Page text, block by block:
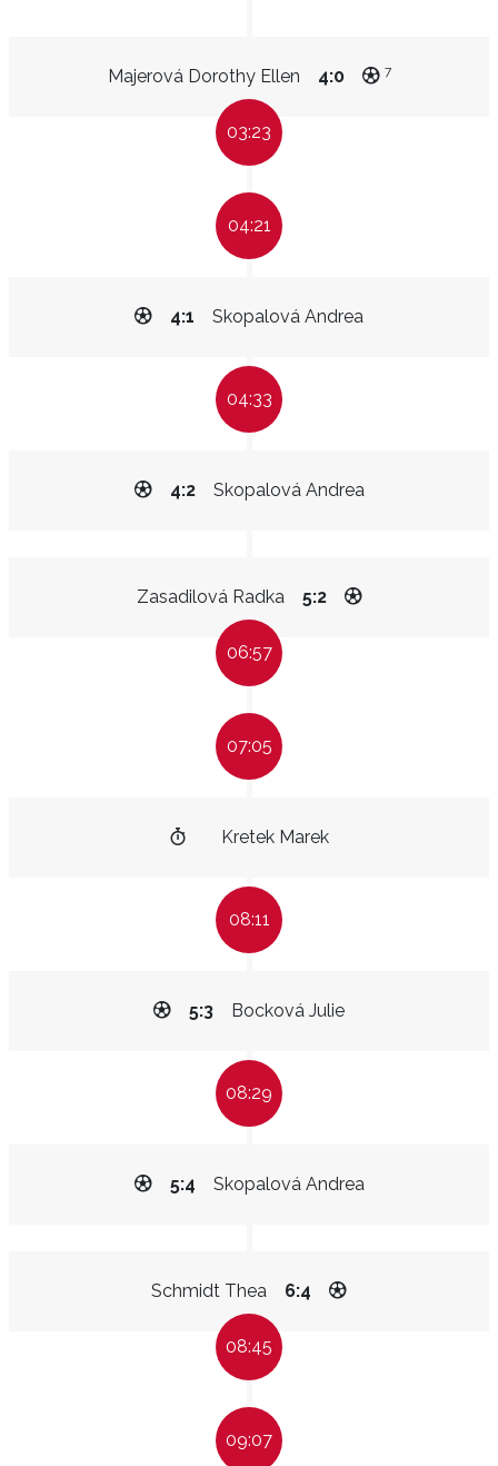
Majerová Dorothy Ellen 4:0 7
03:23
04:21
Skopalová Andrea
4:1
04:33
Skopalová Andrea
4:2
Zasadilová Radka 5:2
06:57
07:05
Kretek Marek
08:11
Bocková Julie
5:3
08:29
Skopalová Andrea
5:4
Schmidt Thea 6:4
08:45
09:07